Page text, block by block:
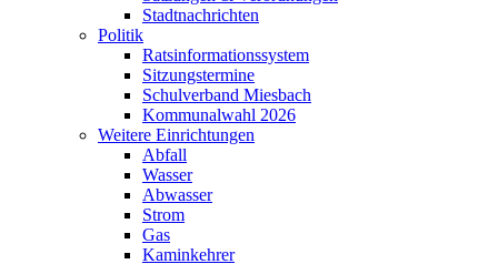
Stadtnachrichten
Politik
Ratsinformationssystem
Sitzungstermine
Schulverband Miesbach
Kommunalwahl 2026
Weitere Einrichtungen
Abfall
Wasser
Abwasser
Strom
Gas
Kaminkehrer